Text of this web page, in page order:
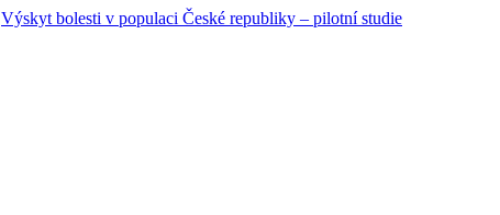
Výskyt bolesti v populaci České republiky – pilotní studie